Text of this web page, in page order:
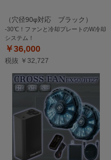
（穴径90φ対応 ブラック）
-30℃！ファンと冷却プレートのW冷却
システム！
￥36,000
税抜 ￥32,727